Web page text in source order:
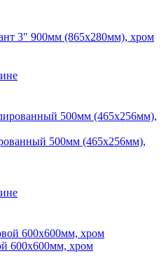
3" 900мм (865х280мм), хром
500мм (465х256мм),
600х600мм, хром